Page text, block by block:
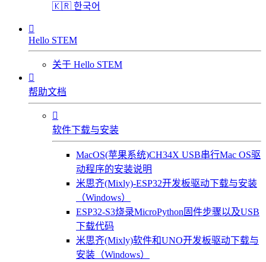
🇰🇷 한국어

Hello STEM
关于 Hello STEM

帮助文档

软件下载与安装
MacOS(苹果系统)CH34X USB串行Mac OS驱
动程序的安装说明
米思齐(Mixly)-ESP32开发板驱动下载与安装
（Windows）
ESP32-S3烧录MicroPython固件步骤以及USB
下载代码
米思齐(Mixly)软件和UNO开发板驱动下载与
安装（Windows）